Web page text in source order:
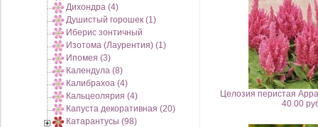
Дихондра (4)
Душистый горошек (1)
Иберис зонтичный
Изотома (Лаурентия) (1)
Ипомея (3)
Календула (8)
Калибрахоа (4)
Кальцеолярия (4)
Капуста декоративная (20)
Катарантусы (98)
Целозия перистая
40.00